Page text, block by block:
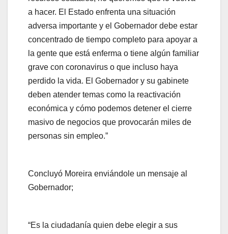
a hacer. El Estado enfrenta una situación
adversa importante y el Gobernador debe estar
concentrado de tiempo completo para apoyar a
la gente que está enferma o tiene algún familiar
grave con coronavirus o que incluso haya
perdido la vida. El Gobernador y su gabinete
deben atender temas como la reactivación
económica y cómo podemos detener el cierre
masivo de negocios que provocarán miles de
personas sin empleo.”
Concluyó Moreira enviándole un mensaje al
Gobernador;
“Es la ciudadanía quien debe elegir a sus